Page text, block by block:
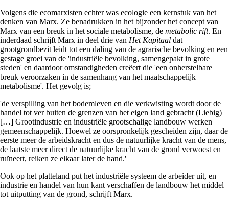
Volgens die ecomarxisten echter was ecologie een kernstuk van het
denken van Marx. Ze benadrukken in het bijzonder het concept van
Marx van een breuk in het sociale metabolisme, de metabolic rift. En
inderdaad schrijft Marx in deel drie van Het Kapitaal dat
grootgrondbezit leidt tot een daling van de agrarische bevolking en een
gestage groei van de 'industriële bevolking, samengepakt in grote
steden' en daardoor omstandigheden creëert die 'een onherstelbare
breuk veroorzaken in de samenhang van het maatschappelijk
metabolisme'. Het gevolg is;
'de verspilling van het bodemleven en die verkwisting wordt door de
handel tot ver buiten de grenzen van het eigen land gebracht (Liebig)
[…] Grootindustrie en industriële grootschalige landbouw werken
gemeenschappelijk. Hoewel ze oorspronkelijk gescheiden zijn, daar de
eerste meer de arbeidskracht en dus de natuurlijke kracht van de mens,
de laatste meer direct de natuurlijke kracht van de grond verwoest en
ruïneert, reiken ze elkaar later de hand.'
Ook op het platteland put het industriële systeem de arbeider uit, en
industrie en handel van hun kant verschaffen de landbouw het middel
tot uitputting van de grond, schrijft Marx.